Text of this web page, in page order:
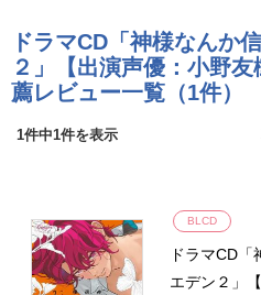
ドラマCD「神様なんか
２」【出演声優：小野
薦レビュー一覧（1件）
1件中1件を表示
BLCD
ドラマCD
エデン２」